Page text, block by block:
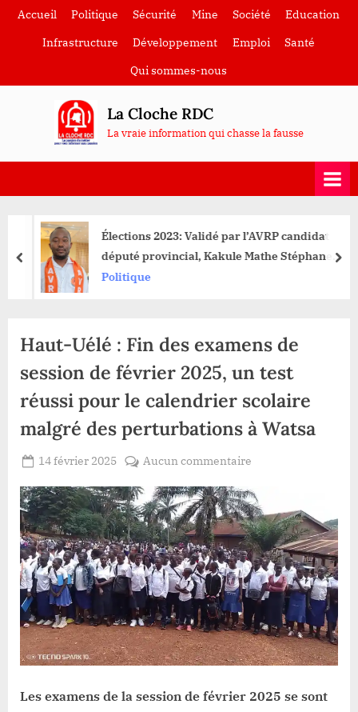
SkipAccueil Politique Sécurité Mine Société
Education
Infrastructure
Développement Emploi
Santé
Qui sommes-nous
La Cloche RDC
La vraie information qui chasse la fausse
Élections 2023: Validé par l’AVRP candidat
député provincial, Kakule Mathe Stéphane
mobilise la population de Goma
Politique
prev
Haut-Uélé : Fin des examens de
session de février 2025, un test
réussi pour le calendrier scolaire
malgré des perturbations à Watsa
Posted
14 février 2025
VYAVU
Aucun commentaire
Uélé
:
Fin
des
examens
de
session
de
février
2025,
test
Les examens de la session de février 2025 se sont